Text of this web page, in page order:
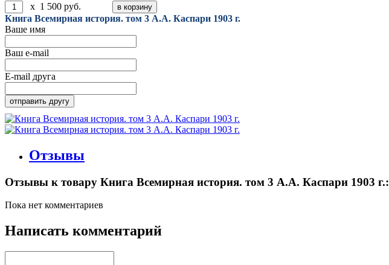
x 1 500 руб.
Книга Всемирная история. том 3 А.А. Каспари 1903 г.
Ваше имя
Ваш e-mail
E-mail друга
Отзывы
Отзывы к товару Книга Всемирная история. том 3 А.А. Каспари 1903 г.:
Пока нет комментариев
Написать комментарий